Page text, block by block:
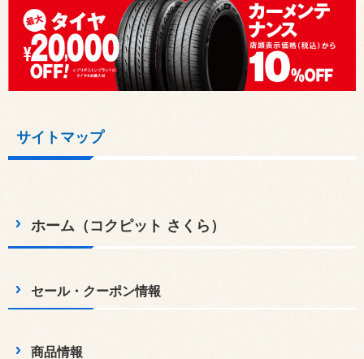
サイトマップ
ホーム（コクピット さくら）
セール・クーポン情報
商品情報